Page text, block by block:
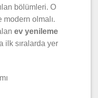
bölümleri. O
modern olmalı.
ev yenileme
ilk sıralarda yer